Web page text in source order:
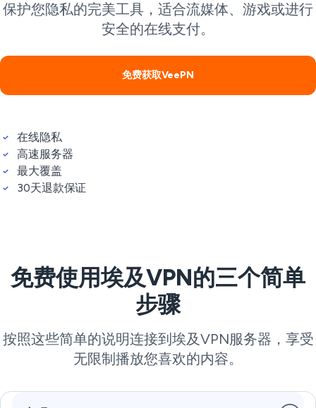
保护您隐私的完美工具，适合流媒体、游戏或进行
安全的在线支付。
免费获取VeePN
在线隐私
高速服务器
最大覆盖
30天退款保证
免费使用埃及VPN的三个简单
步骤
按照这些简单的说明连接到埃及VPN服务器，享受
无限制播放您喜欢的内容。